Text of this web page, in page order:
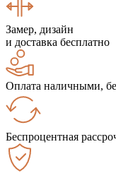
Замер, дизайн
и доставка бесплатно
Оплата наличными,
Беспроцентная